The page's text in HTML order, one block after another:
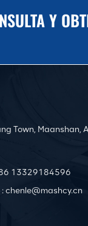
placa de
de
de
Y
Town, Maanshan,
13329184596
:chenle@mashcy.cn